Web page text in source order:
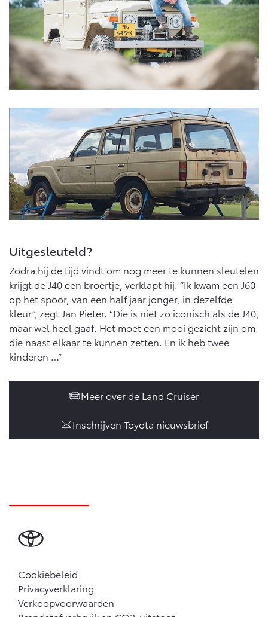
Uitgesleuteld?
Zodra hij de tijd vindt om nog meer te kunnen sleutelen
krijgt de J40 een broertje, verklapt hij. “Ik kwam een J60
op het spoor, van een half jaar jonger, in dezelfde
kleur”, zegt Jan Pieter. “Die is niet zo iconisch als de J40,
maar wel heel gaaf. Het moet een mooi gezicht zijn om
die naast elkaar te kunnen zetten. En ik heb twee
kinderen …”
Meer over de Land Cruiser
Inschrijven Toyota nieuwsbrief
Cookiebeleid
Privacyverklaring
Verkoopvoorwaarden